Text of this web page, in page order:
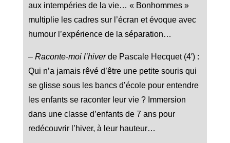
aux intempéries de la vie… « Bonhommes »
multiplie les cadres sur l’écran et évoque avec
humour l’expérience de la séparation…
– Raconte-moi l’hiverde Pascale Hecquet (4′) :
Qui n’a jamais rêvé d’être une petite souris qui
se glisse sous les bancs d’école pour entendre
les enfants se raconter leur vie ? Immersion
dans une classe d’enfants de 7 ans pour
redécouvrir l’hiver, à leur hauteur…